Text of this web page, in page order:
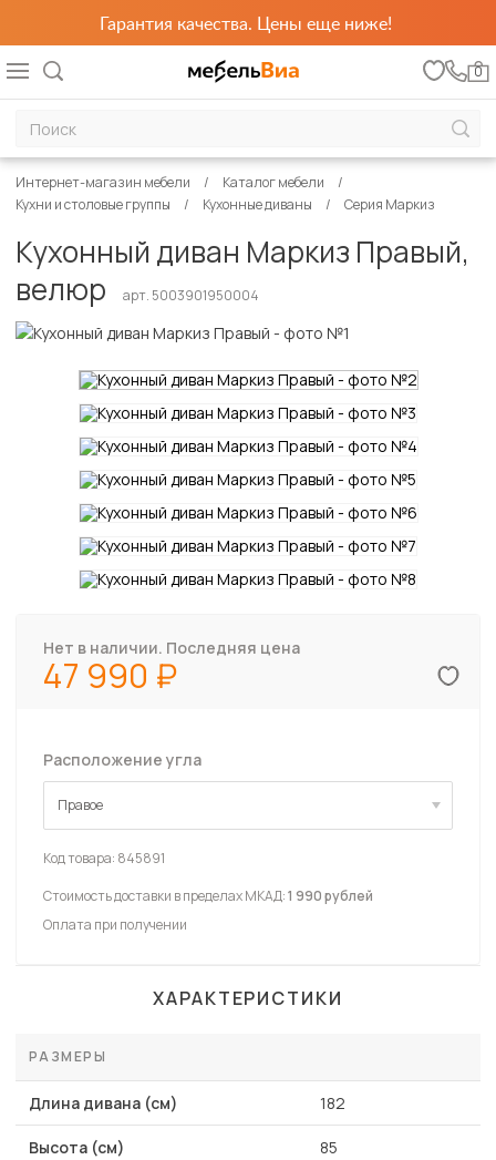
Гарантия качества. Цены еще ниже!
0
Интернет-магазин мебели
Каталог мебели
Кухни и столовые группы
Кухонные диваны Серия Маркиз
Кухонный диван Маркиз Правый,
велюр
арт. 5003901950004
Нет в наличии. Последняя цена
47 990
Расположение угла
Правое
Правое
Код товара: 845891
Стоимость доставки в пределах МКАД:1 990 рублей
Оплата при получении
ХАРАКТЕРИСТИКИ
РАЗМЕРЫ
Длина дивана (см) 182
Высота (см) 85